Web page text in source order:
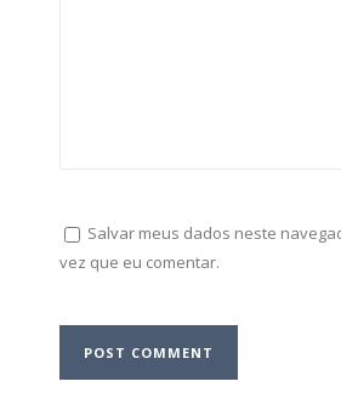
Salvar meus dados neste
vez que eu comentar.